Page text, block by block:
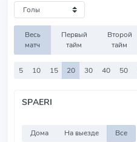
Весь
матч
Первый
тайм
Второй
тайм
5 10 15 20 30 40 50
SPAERI
Дома На выезде Все